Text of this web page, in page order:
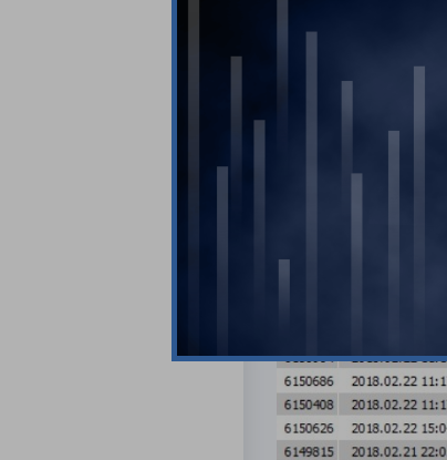
Идея работы от
примерно
вышло. Тем не
изучение
Нельзя
закрывать в
капиталом,
но в целом